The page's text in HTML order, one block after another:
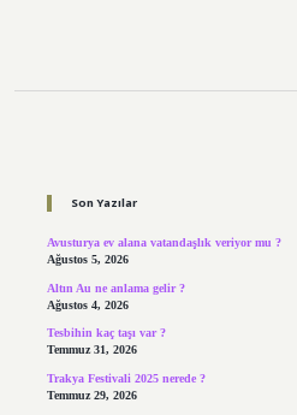
Son Yazılar
Avusturya ev alana vatandaşlık veriyor mu ?
Ağustos 5, 2026
Altın Au ne anlama gelir ?
Ağustos 4, 2026
Tesbihin kaç taşı var ?
Temmuz 31, 2026
Trakya Festivali 2025 nerede ?
Temmuz 29, 2026